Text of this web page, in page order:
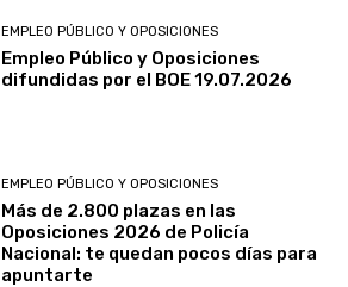
EMPLEO PÚBLICO Y OPOSICIONES
Empleo Público y Oposiciones
difundidas por el BOE 19.07.2026
EMPLEO PÚBLICO Y OPOSICIONES
Más de 2.800 plazas en las
Oposiciones 2026 de Policía
Nacional: te quedan pocos días para
apuntarte